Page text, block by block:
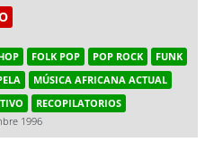
FOLK POP POP ROCK
FUNK
MÚSICA AFRICANA ACTUAL
RECOPILATORIOS
1996